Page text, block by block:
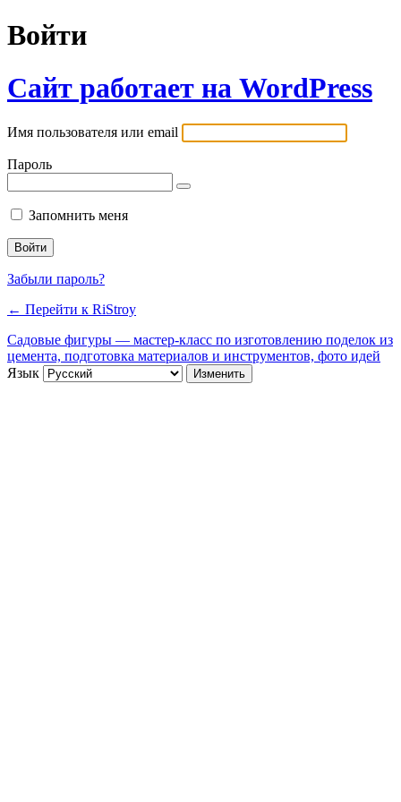
Войти
Сайт работает на WordPress
Имя пользователя или email
Пароль
Запомнить меня
Забыли пароль?
← Перейти к RiStroy
Садовые фигуры — мастер-класс по изготовлению поделок из
цемента, подготовка материалов и инструментов, фото идей
Язык